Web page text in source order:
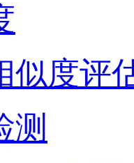
似度评
测